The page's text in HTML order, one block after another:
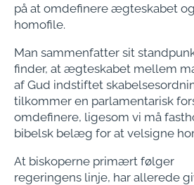
på at omdefinere ægteskabet
homofile.
Man sammenfatter sit
finder, at ægteskabet mellem
af Gud indstiftet
tilkommer en parlamentarisk
omdefinere, ligesom vi må
bibelsk belæg for at velsigne
At biskoperne primært følger
regeringens linje, har allerede